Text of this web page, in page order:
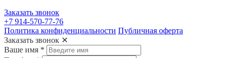
Заказать звонок
+7 914-570-77-76
Политика конфиденциальности Публичная оферта
Заказать звонок ✕
Ваше имя *